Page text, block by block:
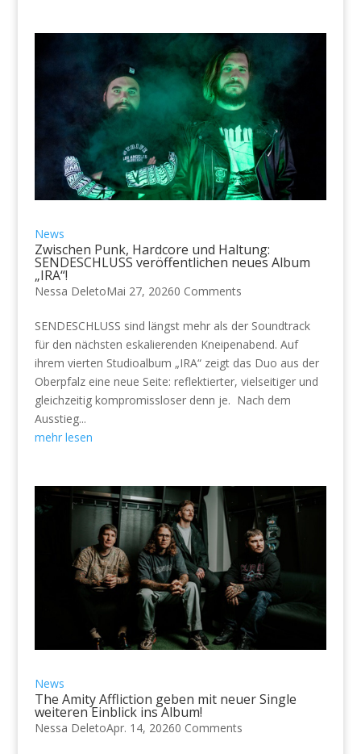
News
Zwischen Punk, Hardcore und Haltung:
SENDESCHLUSS veröffentlichen neues Album
„IRA“!
Nessa DeletoMai 27, 20260 Comments
SENDESCHLUSS sind längst mehr als der Soundtrack
für den nächsten eskalierenden Kneipenabend. Auf
ihrem vierten Studioalbum „IRA“ zeigt das Duo aus der
Oberpfalz eine neue Seite: reflektierter, vielseitiger und
gleichzeitig kompromissloser denn je. Nach dem
Ausstieg...
mehr lesen
News
The Amity Affliction geben mit neuer Single
weiteren Einblick ins Album!
Nessa DeletoApr. 14, 20260 Comments